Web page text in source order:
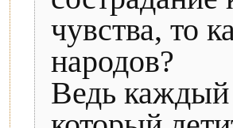
чувства, то
народов?
Ведь каждый